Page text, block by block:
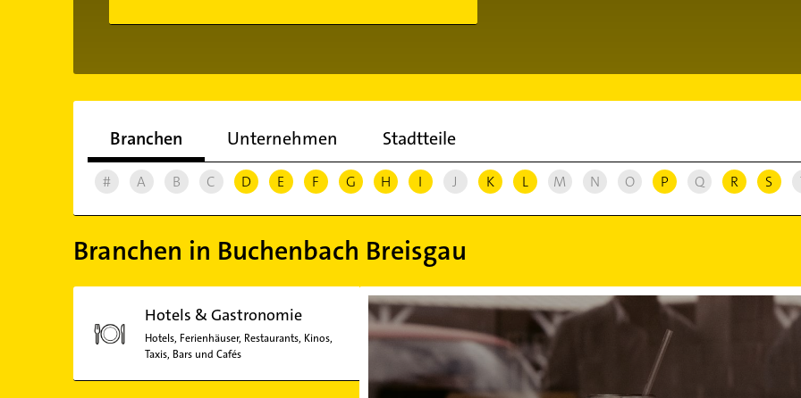
Branchen Unternehmen Stadtteile
# A B C D E F G H I J K L M N O P Q R S
Branchen in Buchenbach Breisgau
Hotels & Gastronomie
Hotels, Ferienhäuser, Restaurants, Kinos,
Taxis, Bars und Cafés
Restaurant